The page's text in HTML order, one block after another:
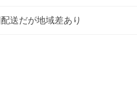
送だが地域差あり